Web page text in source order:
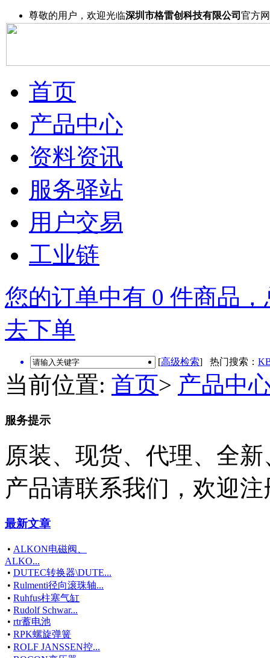
尊敬的用户，欢迎光临深圳市格雷创科技有限公司 官方
首页
产品中心
资料资讯
服务驿站
用户交易
工业链
您的订单中有 0 件商品
去下单
[高级检索] 热门搜索：
当前位置: 首页> 产品中
服务提示
原装、现货、代理、全
产品请联系我们，欢迎
最新文章
• ALKON电磁阀、
ALKO...
• DUTEC转换器\DUTE...
• Rulmenti径向滚珠轴...
• Ruhfus柱塞气缸
• Rudolf Schwar...
• rtr蓄电池
• RPK螺旋弹簧
• ROLF JANSSEN控...